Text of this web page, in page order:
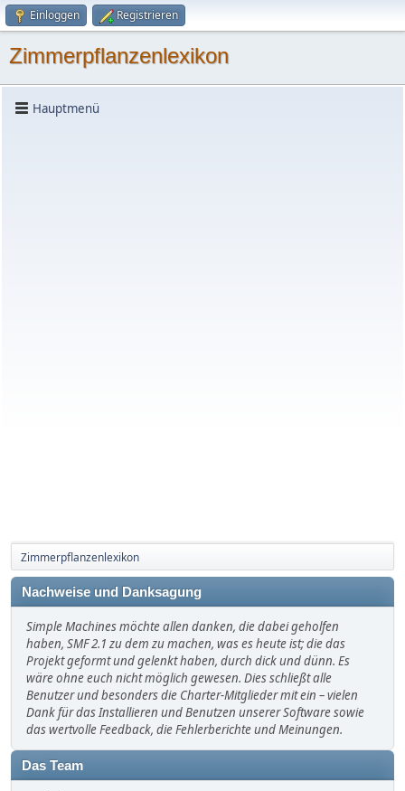
Einloggen Registrieren
Zimmerpflanzenlexikon
Hauptmenü
Zimmerpflanzenlexikon
Nachweise und Danksagung
Simple Machines möchte allen danken, die dabei geholfen
haben, SMF 2.1 zu dem zu machen, was es heute ist; die das
Projekt geformt und gelenkt haben, durch dick und dünn. Es
wäre ohne euch nicht möglich gewesen. Dies schließt alle
Benutzer und besonders die Charter-Mitglieder mit ein – vielen
Dank für das Installieren und Benutzen unserer Software sowie
das wertvolle Feedback, die Fehlerberichte und Meinungen.
Das Team